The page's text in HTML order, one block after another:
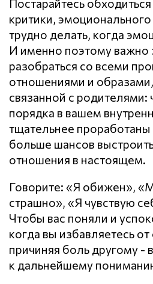
критики,
трудно делать, когда
И именно поэтому важно
разобраться со всеми
отношениями и
связанной с
порядка в вашем
тщательнее
больше шансов
отношения в настоящем.
Говорите: «Я обижен»,
страшно», «Я чувствую
Чтобы вас поняли и
когда вы избавляетесь
причиняя боль другому -
к дальнейшему